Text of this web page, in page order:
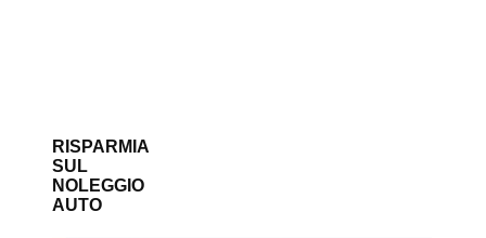
RISPARMIA
SUL
NOLEGGIO
AUTO